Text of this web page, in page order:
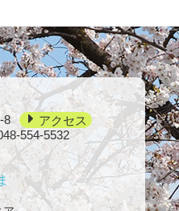
8
アクセス
554-5532